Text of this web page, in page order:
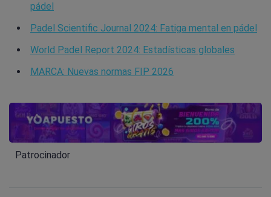
pádel
Padel Scientific Journal 2024: Fatiga mental en pádel
World Padel Report 2024: Estadísticas globales
MARCA: Nuevas normas FIP 2026
Patrocinador